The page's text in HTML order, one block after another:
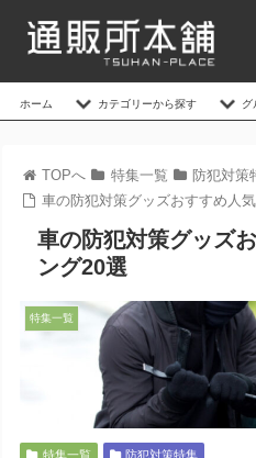
ホーム カテゴリーから探す グ
TOPへ 特集一覧
防犯対策
車の防犯対策グッズおすすめ人
車の防犯対策グッズ
ング20選
特集一覧
特集一覧 防犯対策特集